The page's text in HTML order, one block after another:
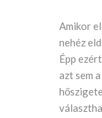
Amikor
nehéz
Épp
azt sem